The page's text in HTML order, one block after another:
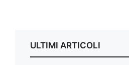
ULTIMI ARTICOLI